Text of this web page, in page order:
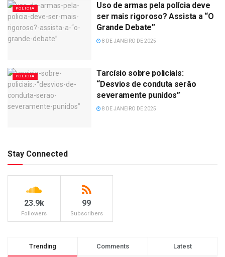
POLICIA
Uso de armas pela polícia deve
ser mais rigoroso? Assista a “O
Grande Debate”
8 DE JANEIRO DE 2025
POLICIA
Tarcísio sobre policiais:
“Desvios de conduta serão
severamente punidos”
8 DE JANEIRO DE 2025
Stay Connected
23.9k
Followers
99
Subscribers
Trending Comments Latest